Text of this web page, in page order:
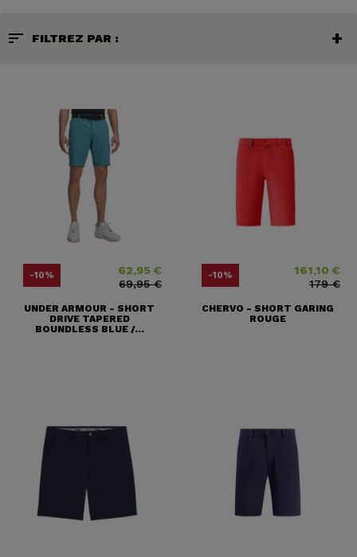
sort FILTREZ PAR :
-10% 62,95 €
Regular price
69,95 €
UNDER ARMOUR - SHORT
DRIVE TAPERED
BOUNDLESS BLUE /...
-10% 161,10 €
Regular price
179 €
CHERVO - SHORT GARING
ROUGE